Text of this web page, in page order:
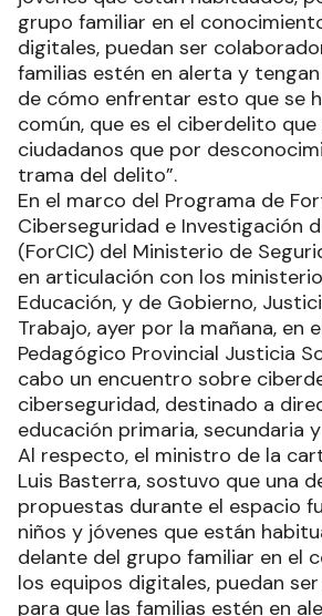
grupo familiar en el
digitales, puedan ser
familias estén en alerta y
de cómo enfrentar esto que se
común, que es el ciberdelito
ciudadanos que por
trama del delito”.
En el marco del Programa de
Ciberseguridad e Investigación
(ForCIC) del Ministerio de
en articulación con los
Educación, y de Gobierno,
Trabajo, ayer por la mañana, en
Pedagógico Provincial Justicia
cabo un encuentro sobre
ciberseguridad, destinado a
educación primaria, secundaria
Al respecto, el ministro de la
Luis Basterra, sostuvo que una
propuestas durante el espacio
niños y jóvenes que están
delante del grupo familiar en el
los equipos digitales, puedan
para que las familias estén en